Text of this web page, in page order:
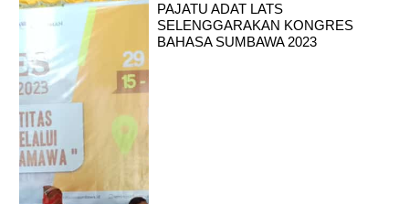
PAJATU ADAT LATS
SELENGGARAKAN KONGRES
BAHASA SUMBAWA 2023